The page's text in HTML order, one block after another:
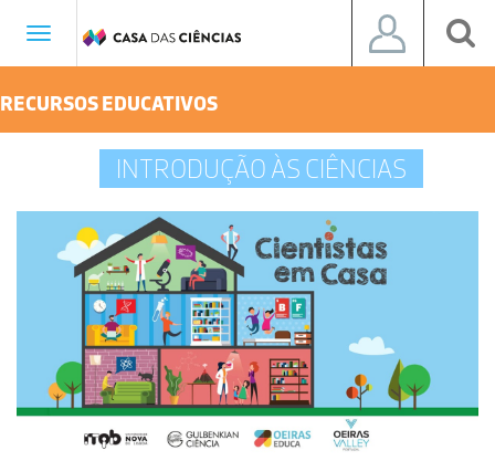
Toggle
RECURSOS EDUCATIVOS
INTRODUÇÃO ÀS CIÊNCIAS